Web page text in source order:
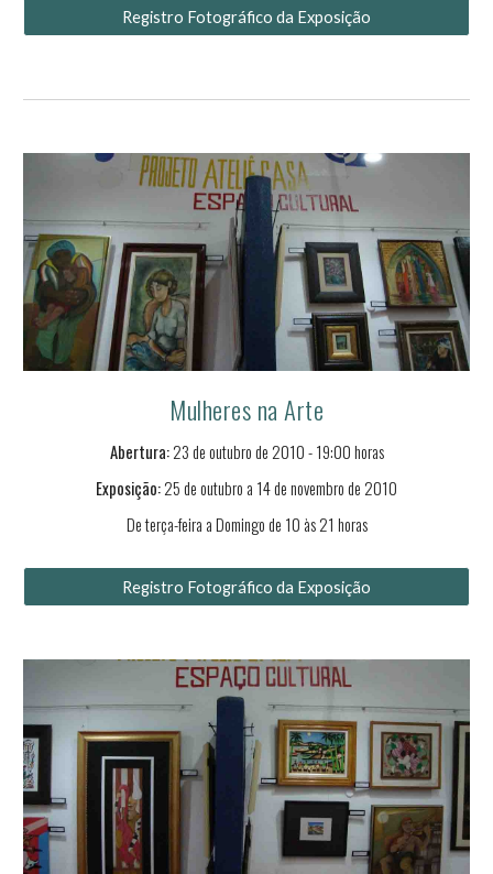
Registro Fotográfico da Exposição
Mulheres na Arte
Abertura:23deoutubrode 2010 - 19:00 horas
Exposição:25de outubro a 14denovembrode 2010
De terça-feira a Domingo de 10 às 21 horas
Registro Fotográfico da Exposição